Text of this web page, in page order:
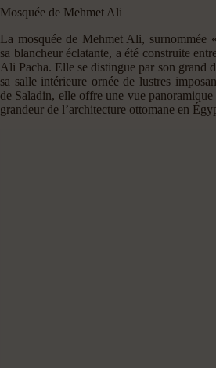
Mosquée de Mehmet Ali
La mosquée de Mehmet Ali, surnommée
sa blancheur éclatante, a été construite
Ali Pacha. Elle se distingue par son grand
sa salle intérieure ornée de lustres
de Saladin, elle offre une vue
grandeur de l’architecture ottomane en